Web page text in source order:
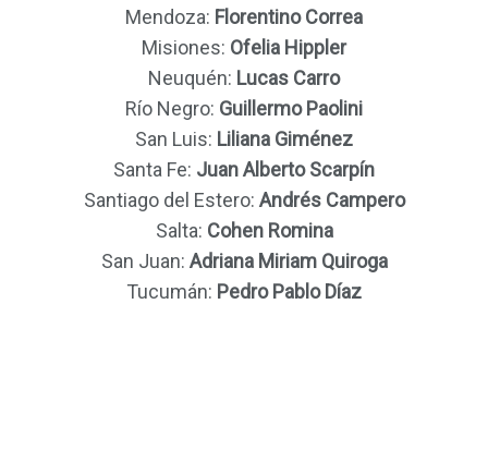
Mendoza: Florentino Correa
Misiones: Ofelia Hippler
Neuquén: Lucas Carro
Río Negro: Guillermo Paolini
San Luis: Liliana Giménez
Santa Fe: Juan Alberto Scarpín
Santiago del Estero: Andrés Campero
Salta: Cohen Romina
San Juan: Adriana Miriam Quiroga
Tucumán: Pedro Pablo Díaz